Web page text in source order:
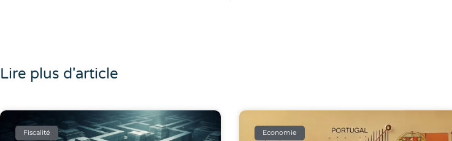
Lire plus d'article
Fiscalité Economie